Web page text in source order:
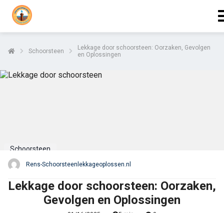
Schoorsteen
Lekkage door schoorsteen: Oorzaken, Gevolgen
en Oplossingen
Schoorsteen
Rens-Schoorsteenlekkageoplossen.nl
Lekkage door schoorsteen: Oorzaken,
Gevolgen en Oplossingen